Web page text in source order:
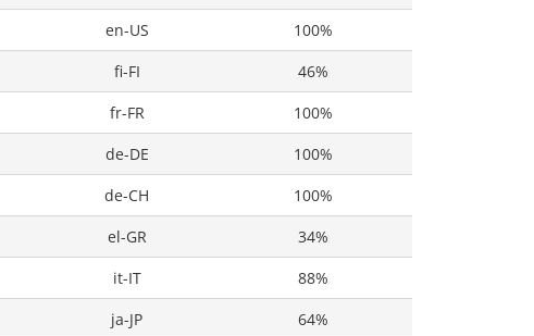
en-US
100%
fi-FI
46%
fr-FR
100%
de-DE
100%
de-CH
100%
el-GR
34%
it-IT
88%
ja-JP
64%